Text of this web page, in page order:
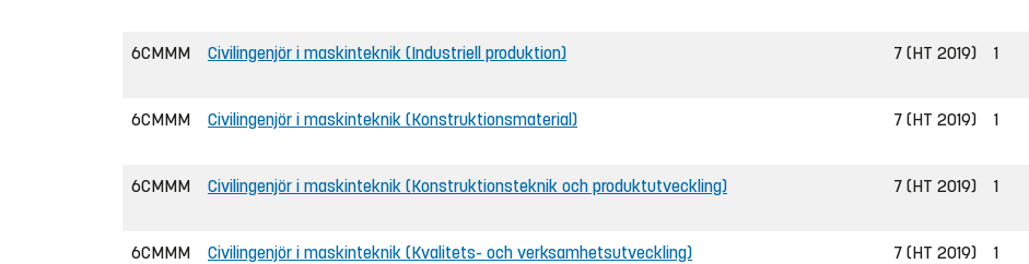
6CMMM Civilingenjör i maskinteknik (Industriell produktion) 7 (HT 2019) 1
6CMMM Civilingenjör i maskinteknik (Konstruktionsmaterial) 7 (HT 2019) 1
6CMMM Civilingenjör i maskinteknik (Konstruktionsteknik och produktutveckling) 7 (HT 2019) 1
6CMMM Civilingenjör i maskinteknik (Kvalitets- och verksamhetsutveckling) 7 (HT 2019) 1